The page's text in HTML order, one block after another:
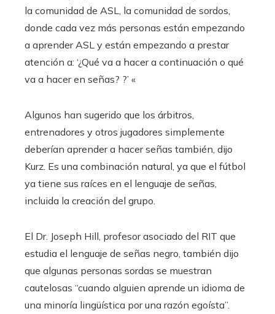
la comunidad de ASL, la comunidad de sordos,
donde cada vez más personas están empezando
a aprender ASL y están empezando a prestar
atención a: ‘¿Qué va a hacer a continuación o qué
va a hacer en señas? ?’ «
Algunos han sugerido que los árbitros,
entrenadores y otros jugadores simplemente
deberían aprender a hacer señas también, dijo
Kurz. Es una combinación natural, ya que el fútbol
ya tiene sus raíces en el lenguaje de señas,
incluida la creación del grupo.
El Dr. Joseph Hill, profesor asociado del RIT que
estudia el lenguaje de señas negro, también dijo
que algunas personas sordas se muestran
cautelosas “cuando alguien aprende un idioma de
una minoría lingüística por una razón egoísta”.